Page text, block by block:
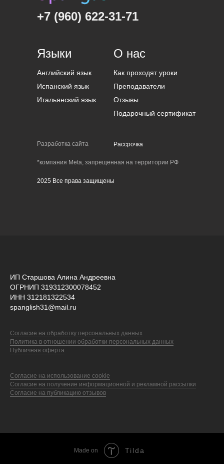
+7 (960) 622-31-71
2025 Все права защищены
Разработка сайта
О нас
Как проходят уроки
Преподаватели
Отзывы
Языки
Английский язык
Испанский язык
Подарочный сертификат
Итальянский язык
Рассрочка
*компания Meta, запрещенная на территории РФ
ИП Старшова Алина Андреевна
ОГРНИП 319312300078452
ИНН 312181322534
spanglish31@mail.ru
Cогласие на обработку персональных данных
Политика в отношении обработки персональных данных
Публичная оферта
Согласие на использование cookie
Согласие на получение информационной и рекламной рассылки
Согласие на публикацию отзывов
Made on Tilda